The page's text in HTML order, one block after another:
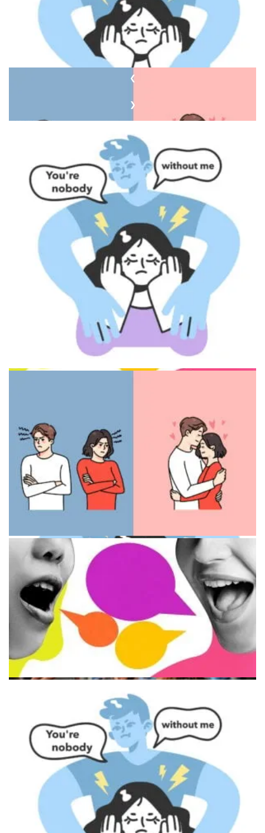
Концепция выбора жизненного пути
Пустая скамейка как символ одиночества
Пара в процессе серьезного разговора
Абстрактная иллюстрация сложности чувств
❮
❯